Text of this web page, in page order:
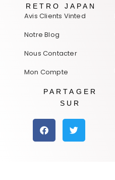
RETRO JAPAN
Avis Clients Vinted
Notre Blog
Nous Contacter
Mon Compte
PARTAGER
SUR